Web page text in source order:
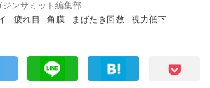
ジンサミット編集部
疲れ目 角膜 まばたき回数
視力低下